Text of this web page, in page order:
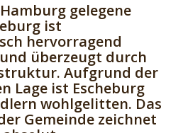
gelegene
ist
hervorragend
überzeugt durch
Aufgrund der
Lage ist Escheburg
wohlgelitten. Das
Gemeinde zeichnet